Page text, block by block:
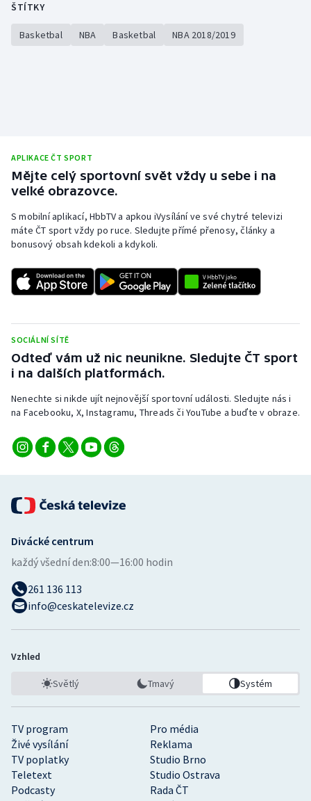
ŠTÍTKY
Basketbal NBA Basketbal NBA 2018/2019
APLIKACE ČT SPORT
Mějte celý sportovní svět vždy u sebe i na
velké obrazovce.
S mobilní aplikací, HbbTV a apkou iVysílání ve své chytré televizi
máte ČT sport vždy po ruce. Sledujte přímé přenosy, články a
bonusový obsah kdekoli a kdykoli.
SOCIÁLNÍ SÍTĚ
Odteď vám už nic neunikne. Sledujte ČT sport
i na dalších platformách.
Nenechte si nikde ujít nejnovější sportovní události. Sledujte nás i
na Facebooku, X, Instagramu, Threads či YouTube a buďte v obraze.
TV program
Pro média
Živé vysílání
Reklama
TV poplatky
Studio Brno
Teletext
Studio Ostrava
Podcasty
Rada ČT
Divácké centrum
každý všední den:8:00—16:00 hodin
261 136 113
info@ceskatelevize.cz
Vzhled
Světlý Tmavý Systém